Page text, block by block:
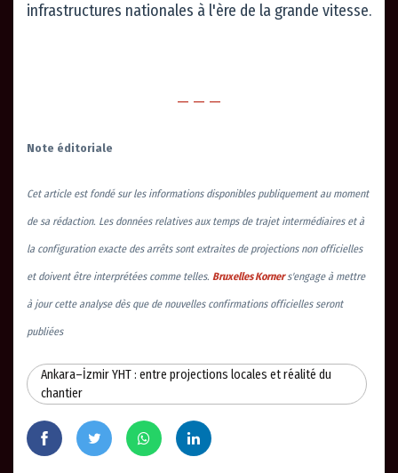
infrastructures nationales à l'ère de la grande vitesse.
— — —
Note éditoriale
Cet article est fondé sur les informations disponibles publiquement au moment
de sa rédaction. Les données relatives aux temps de trajet intermédiaires et à
la configuration exacte des arrêts sont extraites de projections non officielles
et doivent être interprétées comme telles. Bruxelles Korners'engage à mettre
à jour cette analyse dès que de nouvelles confirmations officielles seront
publiées
Ankara–İzmir YHT : entre projections locales et réalité du
chantier